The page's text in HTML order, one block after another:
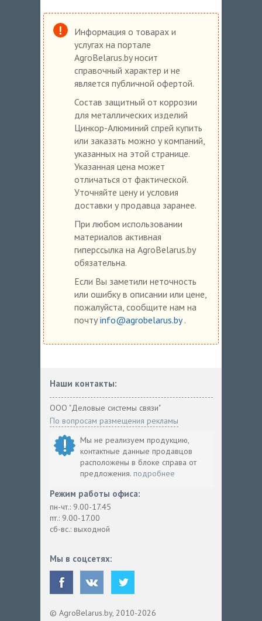
Информация о товарах и
услугах на портале
AgroBelarus.by носит
справочный характер и не
является публичной офертой.
Состав защитный от коррозии
для металлических изделий
Цинкор-Алюминий спрей купить
или заказать можно у компаний,
указанных на этой странице.
Указанная цена может
отличаться от фактической.
Уточняйте цену и условия
доставки у продавца заранее.
При любом использовании
материалов активная
гиперссылка на AgroBelarus.by
обязательна.
Если Вы заметили неточность
или ошибку в описании или цене,
пожалуйста, сообщите нам на
почту info@agrobelarus.by.
Наши контакты:
ООО "Деловые системы связи"
По вопросам размещения рекламы
Мы не реализуем продукцию,
контактные данные продавцов
расположены в блоке справа от
предложения. подробнее
Режим работы офиса:
пн-чт.: 9.00-17.45
пт.: 9.00-17.00
сб-вс.: выходной
Мы в соцсетях:
© AgroBelarus.by, 2010-2026